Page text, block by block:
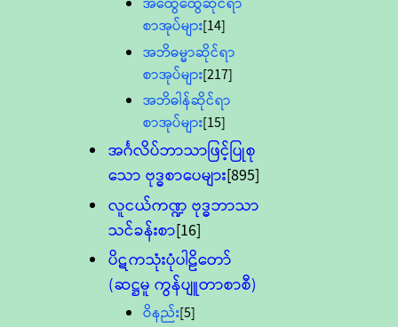
စာအုပ်များ[14]
အဘိဓမ္မာဆိုင်ရာ
စာအုပ်များ[217]
အဘိဓါန်ဆိုင်ရာ
စာအုပ်များ[15]
အင်္ဂလိပ်ဘာသာဖြင့်ပြုစု
သော ဗုဒ္ဓစာပေများ[895]
လူငယ်ကဏ္ဍ ဗုဒ္ဓဘာသာ
သင်ခန်းစာ[16]
ပိဋကသုံးပုံပါဠိတော်
(ဆဋ္ဌမူ ကွန်ပျူတာစာစီ)
ဝိနည်း[5]